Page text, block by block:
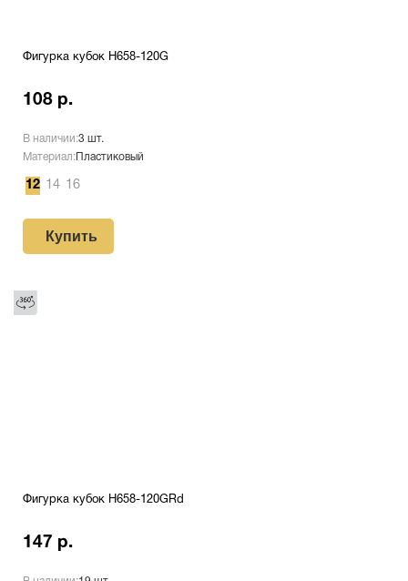
Фигурка кубок H658-120G
108 р.
В наличии:3 шт.
Материал: Пластиковый
12 14 16
Купить
Фигурка кубок H658-120GRd
147 р.